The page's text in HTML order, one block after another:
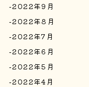
2022年9月
2022年8月
2022年7月
2022年6月
2022年5月
2022年4月